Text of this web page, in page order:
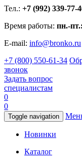
Тел.: +7 (992) 339-77-
Время работы: пн.-
E-mail: info@bronko.ru
+7 (800) 550-61-34
звонок
Задать вопрос
специалистам
0
0
Toggle navigation
Новинки
Каталог